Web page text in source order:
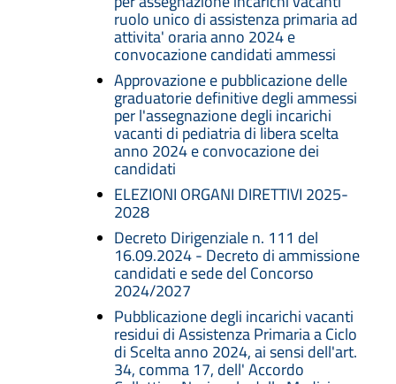
ruolo unico di assistenza primaria ad
attivita' oraria anno 2024 e
convocazione candidati ammessi
Approvazione e pubblicazione delle
graduatorie definitive degli ammessi
per l'assegnazione degli incarichi
vacanti di pediatria di libera scelta
anno 2024 e convocazione dei
candidati
ELEZIONI ORGANI DIRETTIVI 2025-
2028
Decreto Dirigenziale n. 111 del
16.09.2024 - Decreto di ammissione
candidati e sede del Concorso
2024/2027
Pubblicazione degli incarichi vacanti
residui di Assistenza Primaria a Ciclo
di Scelta anno 2024, ai sensi dell'art.
34, comma 17, dell' Accordo